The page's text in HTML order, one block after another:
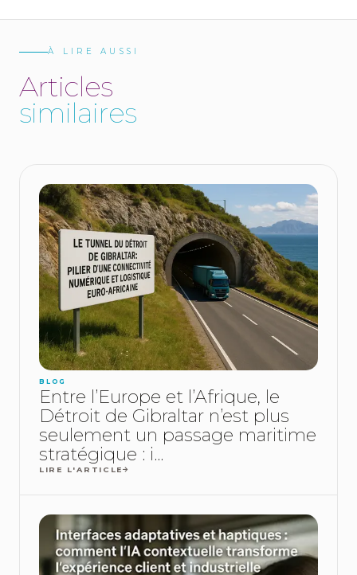
À LIRE AUSSI
Articles
similaires
BLOG
Entre l’Europe et l’Afrique, le
Détroit de Gibraltar n’est plus
seulement un passage maritime
stratégique : i...
LIRE L'ARTICLE